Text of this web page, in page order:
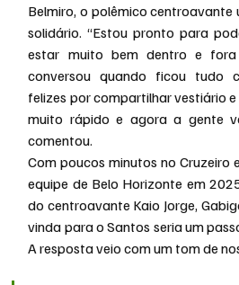
Belmiro, o polêmico
solidário. “Estou pronto para
estar muito bem dentro e
conversou quando ficou tudo
felizes por compartilhar vestiário
muito rápido e agora a gente
comentou.
Com poucos minutos no Cruzeiro
equipe de Belo Horizonte em
do centroavante Kaio Jorge,
vinda para o Santos seria um
A resposta veio com um tom de